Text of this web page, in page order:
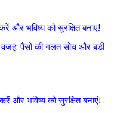
और भविष्य को सुरक्षित बनाएं!
वजह: पैसों की गलत सोच और बड़ी
और भविष्य को सुरक्षित बनाएं!